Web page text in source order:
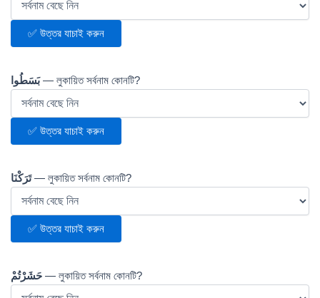
✅ উত্তর যাচাই করুন
بَسَطُوا— লুকায়িত সর্বনাম কোনটি?
✅ উত্তর যাচাই করুন
تَرَكْنَا— লুকায়িত সর্বনাম কোনটি?
✅ উত্তর যাচাই করুন
حَشَرْتُمْ— লুকায়িত সর্বনাম কোনটি?